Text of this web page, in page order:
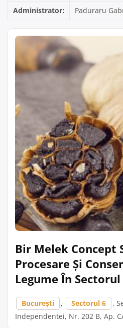
Administrator: Paduraru
Bir Melek Concept
Procesare Și
Legume În Sectorul
București , Sectorul 6
,
Independentei, Nr. 202 B, Ap.